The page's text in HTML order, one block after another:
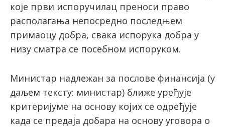
које први испоручилац преноси право
располагања непосредно последњем
примаоцу добра, свака испорука добра у
низу сматра се посебном испоруком.
Министар надлежан за послове финансија (у
даљем тексту: министар) ближе уређује
критеријуме на основу којих се одређује
када се предаја добара на основу уговора о